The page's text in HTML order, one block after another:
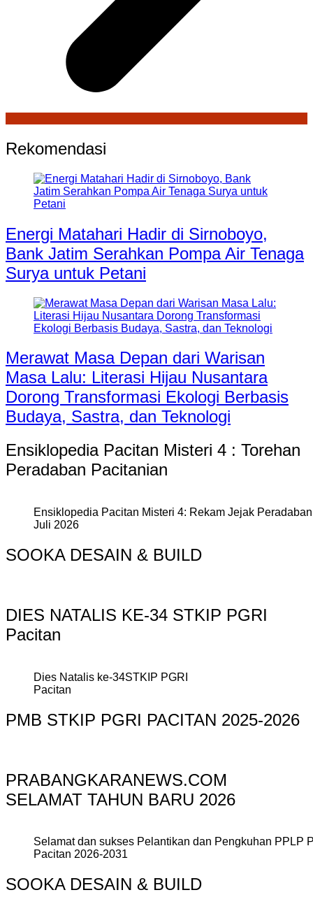
Rekomendasi
Energi Matahari Hadir di Sirnoboyo,
Bank Jatim Serahkan Pompa Air Tenaga
Surya untuk Petani
Merawat Masa Depan dari Warisan
Masa Lalu: Literasi Hijau Nusantara
Dorong Transformasi Ekologi Berbasis
Budaya, Sastra, dan Teknologi
Ensiklopedia Pacitan Misteri 4 : Torehan
Peradaban Pacitanian
Ensiklopedia Pacitan Misteri 4: Rekam Jejak
Juli 2026
SOOKA DESAIN & BUILD
DIES NATALIS KE-34 STKIP PGRI
Pacitan
Dies Natalis ke-34STKIP PGRI
Pacitan
PMB STKIP PGRI PACITAN 2025-2026
PRABANGKARANEWS.COM
SELAMAT TAHUN BARU 2026
Selamat dan sukses Pelantikan dan Pengkuhan PPLP
Pacitan 2026-2031
SOOKA DESAIN & BUILD